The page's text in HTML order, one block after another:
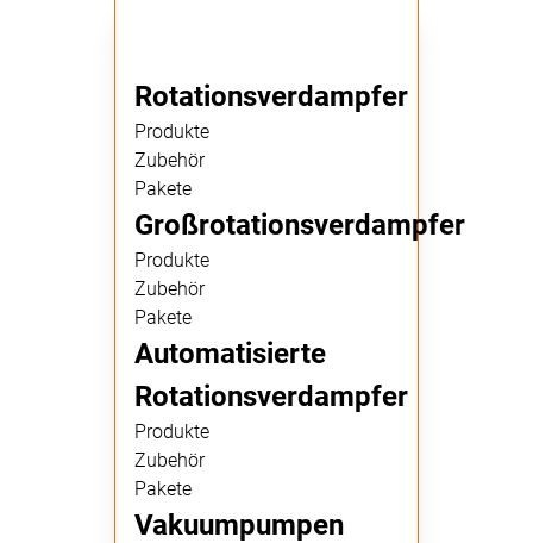
Rotationsverdampfer
Produkte
Zubehör
Pakete
Großrotationsverdampfer
Produkte
Zubehör
Pakete
Automatisierte
Rotationsverdampfer
Produkte
Zubehör
Pakete
Vakuumpumpen